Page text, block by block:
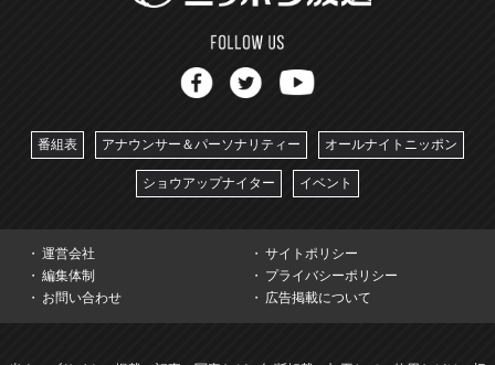
番組表 アナウンサー＆パーソナリティー オールナイトニッポン
ショウアップナイター イベント
運営会社
サイトポリシー
編集体制
プライバシーポリシー
お問い合わせ
広告掲載について